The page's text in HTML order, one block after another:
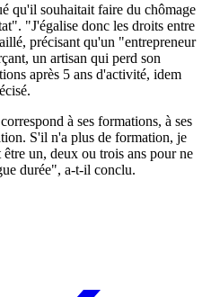
qu'il souhaitait faire du chômage
"J'égalise donc les droits entre
précisant qu'un "entrepreneur
un artisan qui perd son
après 5 ans d'activité, idem
à ses formations, à ses
S'il n'a plus de formation, je
un, deux ou trois ans pour ne
durée", a-t-il conclu.